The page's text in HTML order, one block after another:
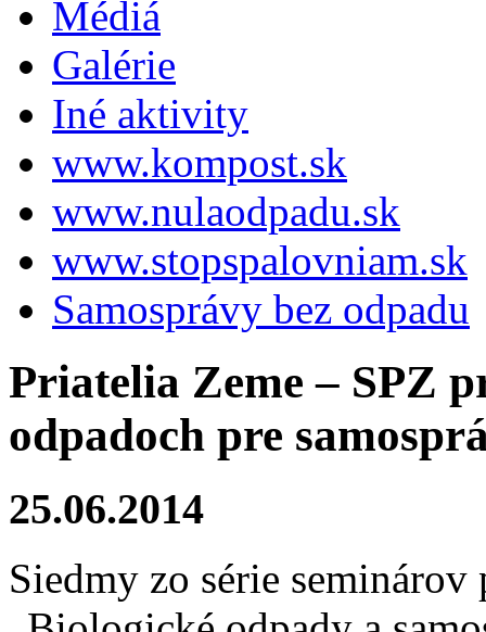
Médiá
Galérie
Iné aktivity
www.kompost.sk
www.nulaodpadu.sk
www.stopspalovniam.sk
Samosprávy bez odpadu
Priatelia Zeme – SPZ
odpadoch pre
25.06.2014
Siedmy zo série seminárov